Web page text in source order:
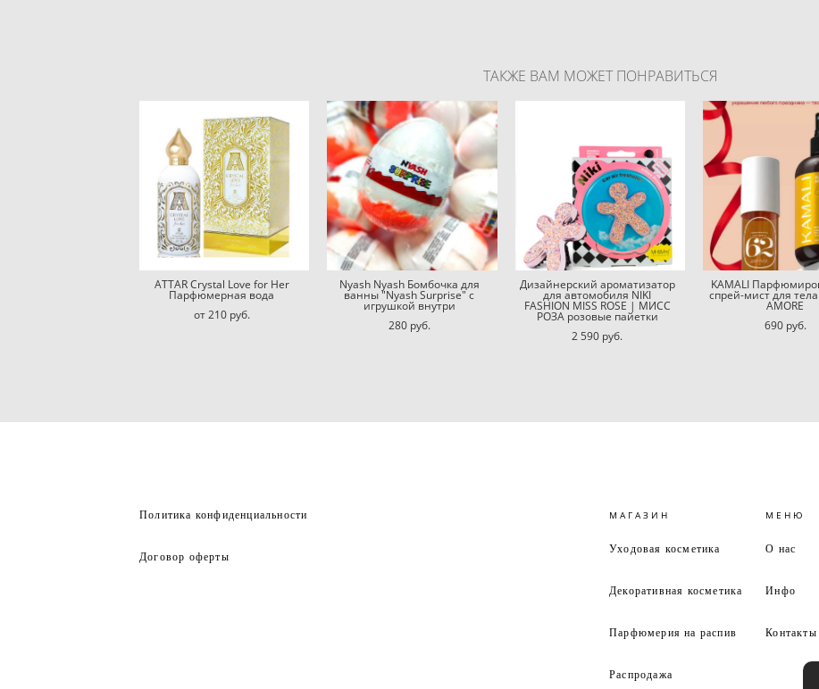
ТАКЖЕ ВАМ МОЖЕТ ПОНРАВИТЬСЯ
ATTAR Crystal Love for Her
Парфюмерная вода
от 210 pуб.
Nyash Nyash Бомбочка для
ванны "Nyash Surprise" с
игрушкой внутри
280 pуб.
Дизайнерский ароматизатор
для автомобиля NIKI
FASHION MISS ROSE | МИСС
РОЗА розовые пайетки
2 590 pуб.
KAMALI
спрей-мист для
AMORE
690 pуб.
Политика конфиденциальности
Договор оферты
МАГАЗИН
Уходовая косметика
Декоративная косметика
Парфюмерия на распив
Распродажа
МЕНЮ
О нас
Инфо
Контакты